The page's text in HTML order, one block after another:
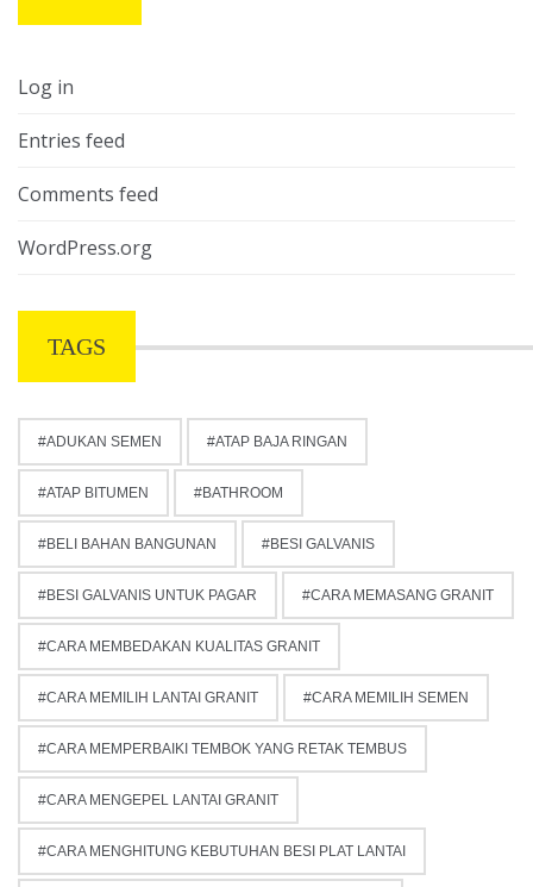
Log in
Entries feed
Comments feed
WordPress.org
TAGS
ADUKAN SEMEN ATAP BAJA RINGAN
ATAP BITUMEN BATHROOM
BELI BAHAN BANGUNAN BESI GALVANIS
BESI GALVANIS UNTUK PAGAR CARA MEMASANG GRANIT
CARA MEMBEDAKAN KUALITAS GRANIT
CARA MEMILIH LANTAI GRANIT CARA MEMILIH SEMEN
CARA MEMPERBAIKI TEMBOK YANG RETAK TEMBUS
CARA MENGEPEL LANTAI GRANIT
CARA MENGHITUNG KEBUTUHAN BESI PLAT LANTAI